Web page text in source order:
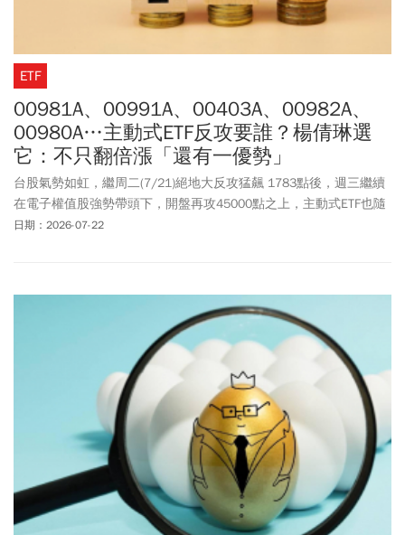
ETF
00981A、00991A、00403A、00982A、
00980A…主動式ETF反攻要誰？楊倩琳選
它：不只翻倍漲「還有一優勢」
台股氣勢如虹，繼周二(7/21)絕地大反攻猛飆 1783點後，週三繼續
在電子權值股強勢帶頭下，開盤再攻45000點之上，主動式ETF也隨
著半導體股、AI供應鏈發功，包括00981A、00991A、00403A、
日期：2026-07-22